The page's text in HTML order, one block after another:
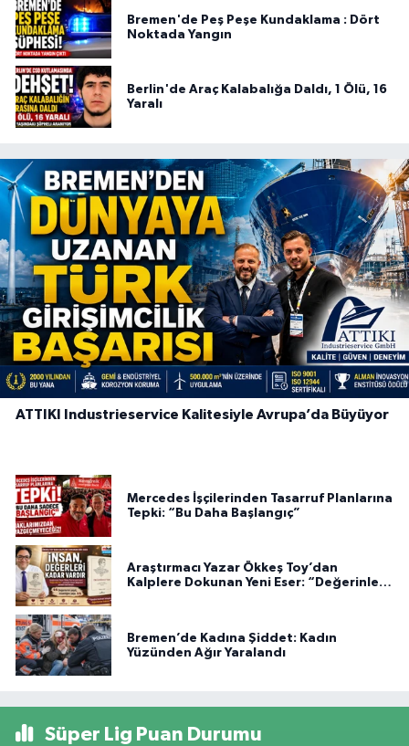
Bremen'de Peş Peşe Kundaklama : Dört
Noktada Yangın
Berlin'de Araç Kalabalığa Daldı, 1 Ölü, 16
Yaralı
ATTIKI Industrieservice Kalitesiyle Avrupa’da Büyüyor
Mercedes İşçilerinden Tasarruf Planlarına
Tepki: “Bu Daha Başlangıç”
Araştırmacı Yazar Ökkeş Toy’dan
Kalplere Dokunan Yeni Eser: “Değerinle
Bremen’de Kadına Şiddet: Kadın
Yüzünden Ağır Yaralandı
Süper Lig Puan Durumu